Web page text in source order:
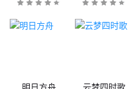
明日方舟 云梦四时歌